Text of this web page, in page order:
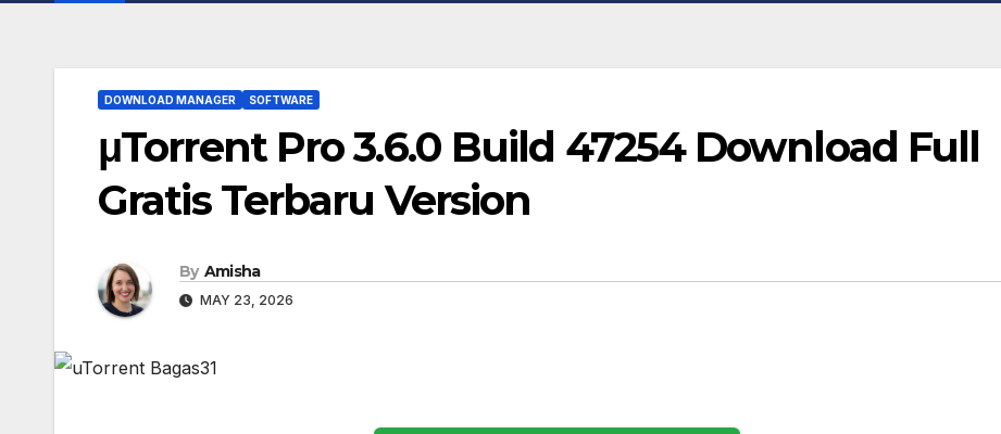
DOWNLOAD MANAGER SOFTWARE
μTorrent Pro​ 3.6.0 Build 47254 Download Full
Gratis Terbaru Version
By Amisha
MAY 23, 2026